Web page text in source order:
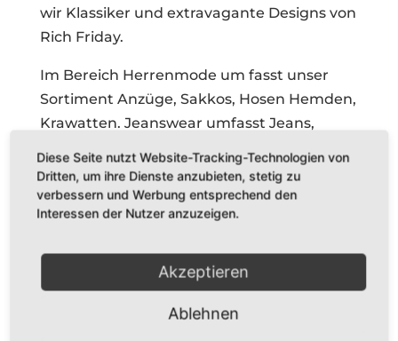
wir Klassiker und extravagante Designs von
Rich Friday.
Im Bereich Herrenmode um fasst unser
Sortiment Anzüge, Sakkos, Hosen Hemden,
Krawatten. Jeanswear umfasst Jeans,
Ledergürtel und die Sportswear wird
abgedeckt durch Lederjacken, Blousons,
Outdoorjacken, Jacken, Westen.
UNSERE SERVICES
Stil und Typgerechte Beratung für alle
Diese Seite nutzt Website-Tracking-Technologien von
Dritten, um ihre Dienste anzubieten, stetig zu
verbessern und Werbung entsprechend den
Interessen der Nutzer anzuzeigen.
Akzeptieren
Ablehnen